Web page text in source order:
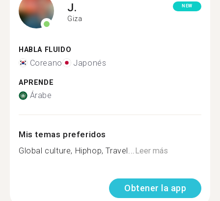
J.
Giza
NEW
HABLA FLUIDO
Coreano Japonés
APRENDE
Árabe
Mis temas preferidos
Global culture, Hiphop, Travel...Leer más
Obtener la app